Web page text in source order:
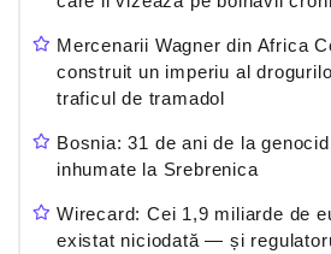
Mercenarii Wagner din Africa
construit un imperiu al
traficul de tramadol
Bosnia: 31 de ani de la
inhumate la Srebrenica
Wirecard: Cei 1,9 miliarde de
existat niciodată — și